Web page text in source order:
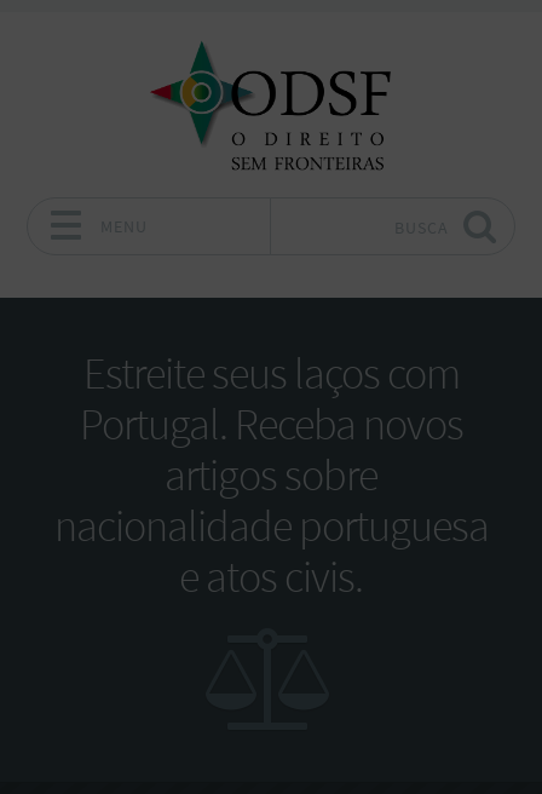
Estreite seus laços com
Portugal. Receba novos
artigos sobre
nacionalidade portuguesa
e atos civis.